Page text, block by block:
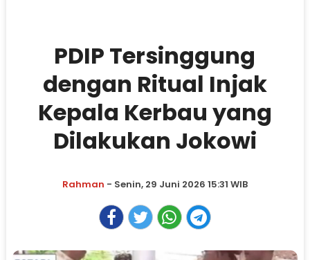
PDIP Tersinggung
dengan Ritual Injak
Kepala Kerbau yang
Dilakukan Jokowi
Rahman - Senin, 29 Juni 2026 15:31 WIB